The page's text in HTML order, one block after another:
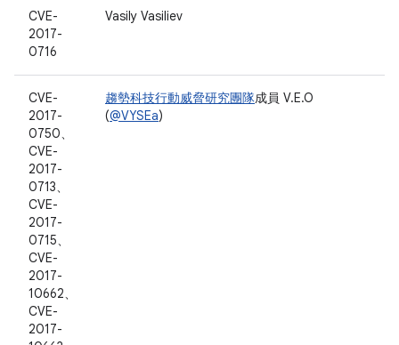
CVE-
2017-
0716
Vasily Vasiliev
CVE-
2017-
0750、
CVE-
2017-
0713、
CVE-
2017-
0715、
CVE-
2017-
10662、
CVE-
2017-
趨勢科技行動威脅研究團隊成員 V.E.O
(@VYSEa)